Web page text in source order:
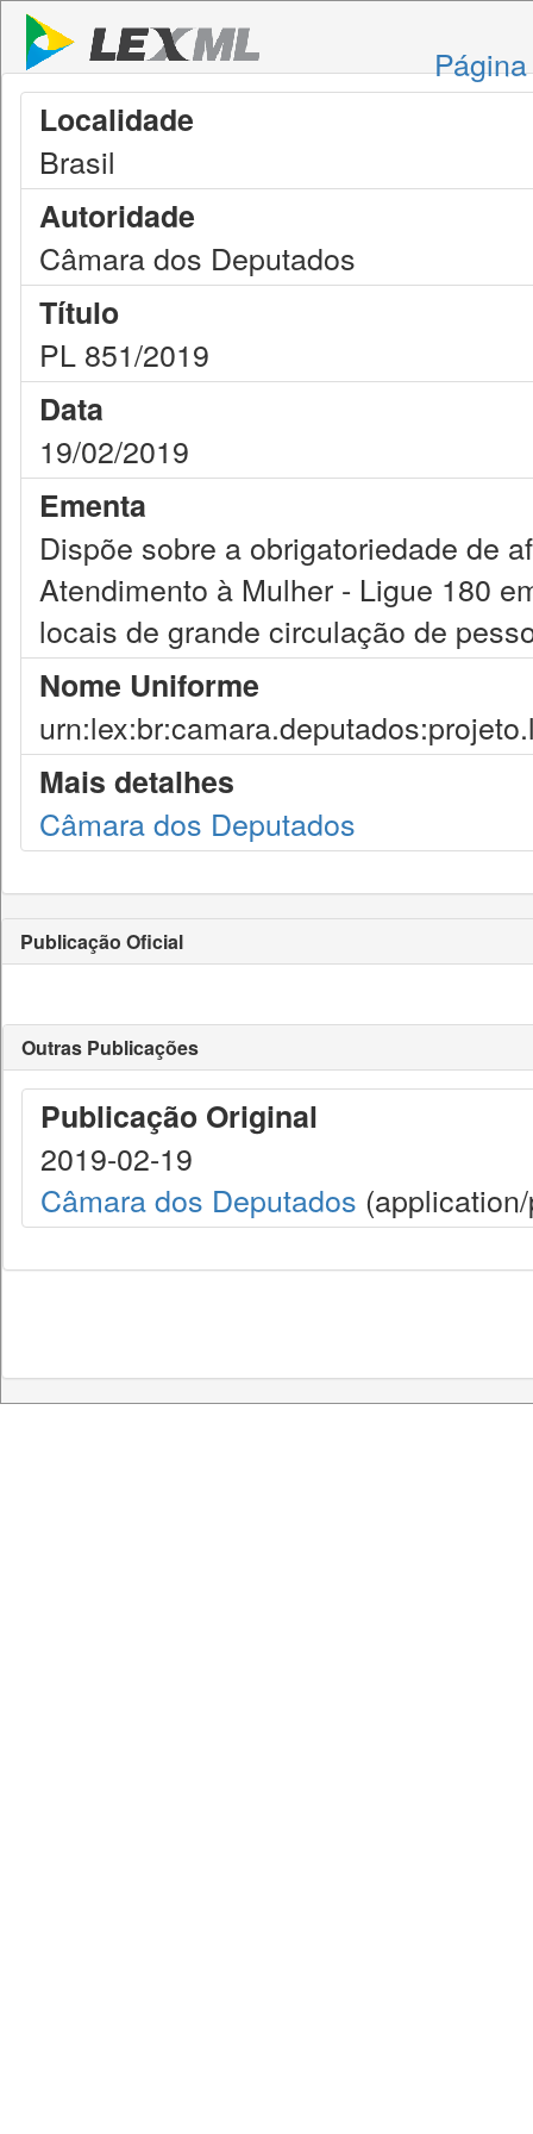
Localidade
Brasil
Autoridade
Câmara dos Deputados
Título
PL 851/2019
Data
19/02/2019
Ementa
Dispõe sobre a obrigatoriedade de
Atendimento à Mulher - Ligue 180
locais de grande circulação de
Nome Uniforme
Mais detalhes
Câmara dos Deputados
Publicação Oficial
Outras Publicações
Publicação Original
2019-02-19
Câmara dos Deputados